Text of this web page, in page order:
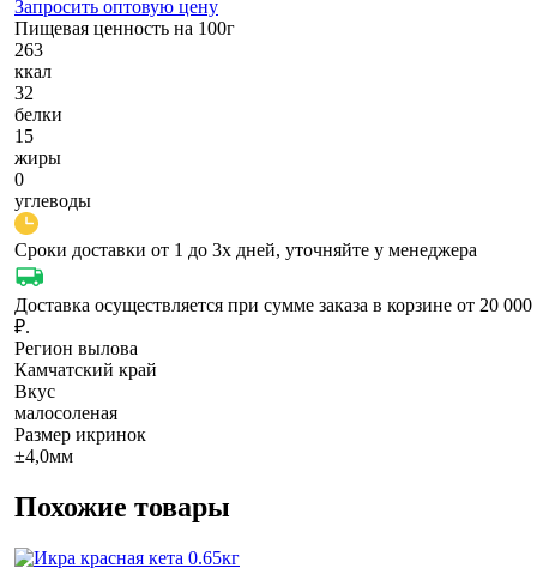
Запросить оптовую цену
Пищевая ценность на 100г
263
ккал
32
белки
15
жиры
0
углеводы
Сроки доставки от 1 до 3х дней, уточняйте у менеджера
Доставка осуществляется при сумме заказа в корзине от 20 000
₽.
Регион вылова
Камчатский край
Вкус
малосоленая
Размер икринок
±4,0мм
Похожие товары